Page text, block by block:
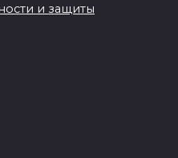
и защиты